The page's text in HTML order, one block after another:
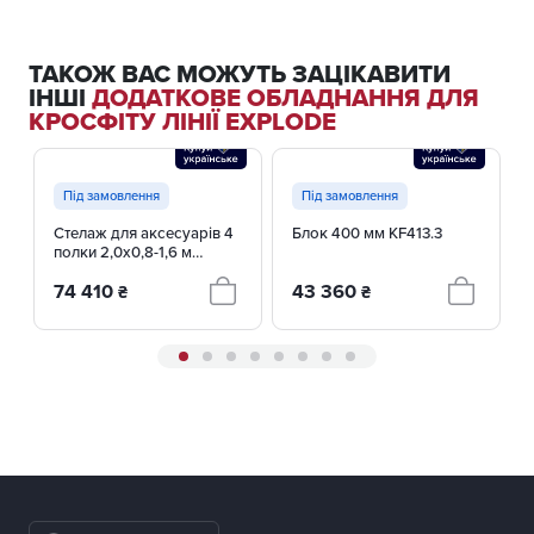
ТАКОЖ ВАС МОЖУТЬ ЗАЦІКАВИТИ
ІНШІ ДОДАТКОВЕ ОБЛАДНАННЯ ДЛЯ
КРОСФІТУ ЛІНІЇ EXPLODE
Під замовлення
Стелаж для аксесуарів 4
полки 2,0х0,8-1,6 м
74 410 ₴
Під замовлення
Блок 400 мм KF413.3
43 360 ₴